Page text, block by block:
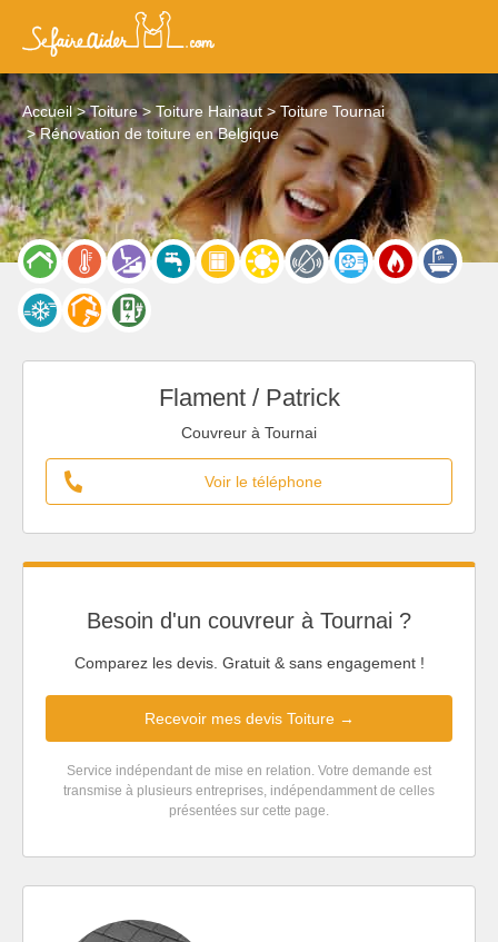
Accueil Toiture Toiture Hainaut
Toiture Tournai
Rénovation de toiture en Belgique
Flament / Patrick
Couvreur à Tournai
Voir le téléphone
Besoin d'un couvreur à Tournai ?
Comparez les devis. Gratuit & sans engagement !
Recevoir mes devis Toiture →
Service indépendant de mise en relation. Votre demande est
transmise à plusieurs entreprises, indépendamment de celles
présentées sur cette page.